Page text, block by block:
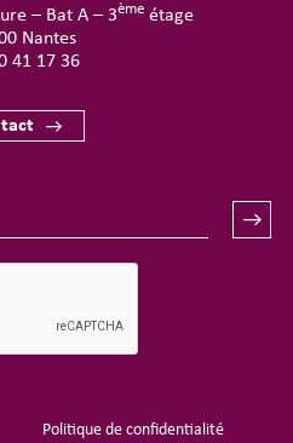
– Bat A – 3ème étage
Nantes
41 17 36
Politique de confidentialité